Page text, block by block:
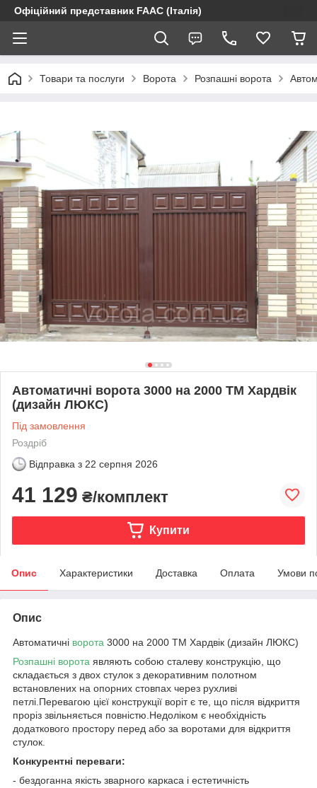
Офіційний представник FAAC (Італія)
Товари та послуги Ворота Розпашні ворота
Автоматичні ворота 3000 на 2000 ТМ Хардвік
(дизайн ЛЮКС)
Під замовлення
Роздріб
Відправка з 22 серпня 2026
41 129 ₴/комплект
Купити
Опис Характеристики Доставка Оплата Умови
Опис
Автоматичні ворота 3000 на 2000 ТМ Хардвік (дизайн ЛЮКС)
Розпашні ворота являють собою сталеву конструкцію, що
складається з двох стулок з декоративним полотном
встановлених на опорних стовпах через рухливі
петлі.Перевагою цієї конструкції воріт є те, що після відкриття
проріз звільняється повністю.Недоліком є необхідність
додаткового простору перед або за воротами для відкриття
стулок.
Конкурентні переваги:
- бездоганна якість зварного каркаса і естетичність